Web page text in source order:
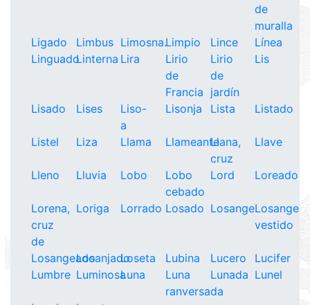
de
muralla
Ligado
Limbus Limosna.Limpio Lince
Línea
LinguadoLinterna Lira
Lirio
de
Francia
Lirio
de
jardín
Lis
Lisado Lises
Liso-
a
Lisonja Lista Listado
Listel Liza Llama LlameanteLlana,
cruz
Llave
Lleno Lluvia Lobo
Lobo
cebado
Lord Loreado
Lorena,
cruz
de
Loriga Lorrado Losado LosangeLosange
vestido
LosangeadoLosanjadoLoseta Lubina Lucero
Lucifer
Lumbre LuminosaLuna
Luna
ranversada
Lunada Lunel